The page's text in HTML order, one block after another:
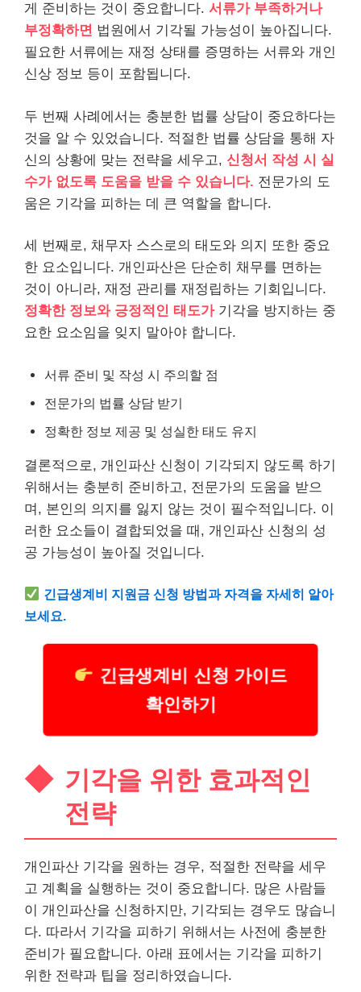
게 준비하는 것이 중요합니다. 서류가 부족하거나
부정확하면 법원에서 기각될 가능성이 높아집니다.
필요한 서류에는 재정 상태를 증명하는 서류와 개인
신상 정보 등이 포함됩니다.
두 번째 사례에서는 충분한 법률 상담이 중요하다는
것을 알 수 있었습니다. 적절한 법률 상담을 통해 자
신의 상황에 맞는 전략을 세우고, 신청서 작성 시 실
수가 없도록 도움을 받을 수 있습니다. 전문가의 도
움은 기각을 피하는 데 큰 역할을 합니다.
세 번째로, 채무자 스스로의 태도와 의지 또한 중요
한 요소입니다. 개인파산은 단순히 채무를 면하는
것이 아니라, 재정 관리를 재정립하는 기회입니다.
정확한 정보와 긍정적인 태도가기각을 방지하는 중
요한 요소임을 잊지 말아야 합니다.
서류 준비 및 작성 시 주의할 점
전문가의 법률 상담 받기
정확한 정보 제공 및 성실한 태도 유지
결론적으로, 개인파산 신청이 기각되지 않도록 하기
위해서는 충분히 준비하고, 전문가의 도움을 받으
며, 본인의 의지를 잃지 않는 것이 필수적입니다. 이
러한 요소들이 결합되었을 때, 개인파산 신청의 성
공 가능성이 높아질 것입니다.
긴급생계비 지원금 신청 방법과 자격을 자세히 알아
보세요.
긴급생계비 신청 가이드
확인하기
기각을 위한 효과적인
전략
개인파산 기각을 원하는 경우, 적절한 전략을 세우
고 계획을 실행하는 것이 중요합니다. 많은 사람들
이 개인파산을 신청하지만, 기각되는 경우도 많습니
다. 따라서 기각을 피하기 위해서는 사전에 충분한
준비가 필요합니다. 아래 표에서는 기각을 피하기
위한 전략과 팁을 정리하였습니다.